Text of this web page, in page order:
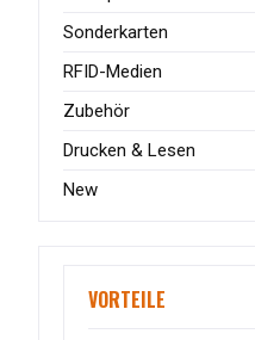
Sonderkarten
RFID-Medien
Zubehör
Drucken & Lesen
New
VORTEILE